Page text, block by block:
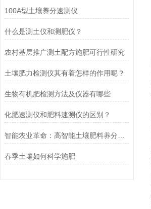
100A型土壤养分速测仪
什么是测土仪和测肥仪？
农村基层推广测土配方施肥可行性研究
土壤肥力检测仪其有着怎样的作用呢？
生物有机肥检测方法及仪器有哪些
化肥速测仪和肥料速测仪的区别？
春季土壤如何科学施肥